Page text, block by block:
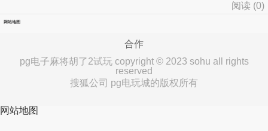
阅读 (0)
网站地图
合作
pg电子麻将胡了2试玩 copyright © 2023 sohu all rights
reserved
搜狐公司 pg电玩城的版权所有
网站地图